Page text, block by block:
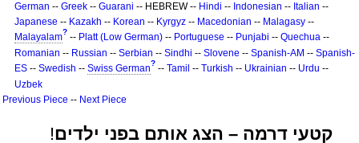
German -- Greek -- Guarani -- HEBREW -- Hindi -- Indonesian -- Italian --
Japanese -- Kazakh -- Korean -- Kyrgyz -- Macedonian -- Malagasy --
Malayalam? -- Platt (Low German) -- Portuguese -- Punjabi -- Quechua --
Romanian -- Russian -- Serbian -- Sindhi -- Slovene -- Spanish-AM -- Spanish-
ES -- Swedish -- Swiss German? -- Tamil -- Turkish -- Ukrainian -- Urdu --
Uzbek
Previous Piece -- Next Piece
!קטעי דרמה – הצג אותם בפני ילדים